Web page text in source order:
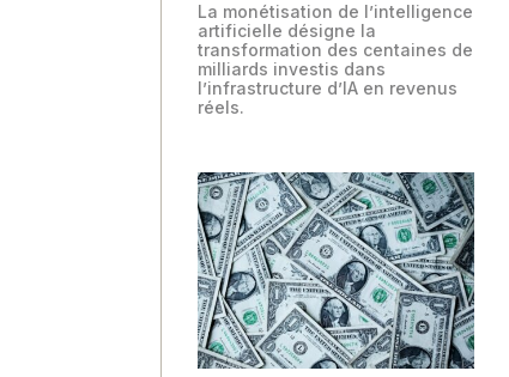
La monétisation de l’intelligence
artificielle désigne la
transformation des centaines de
milliards investis dans
l’infrastructure d’IA en revenus
réels.